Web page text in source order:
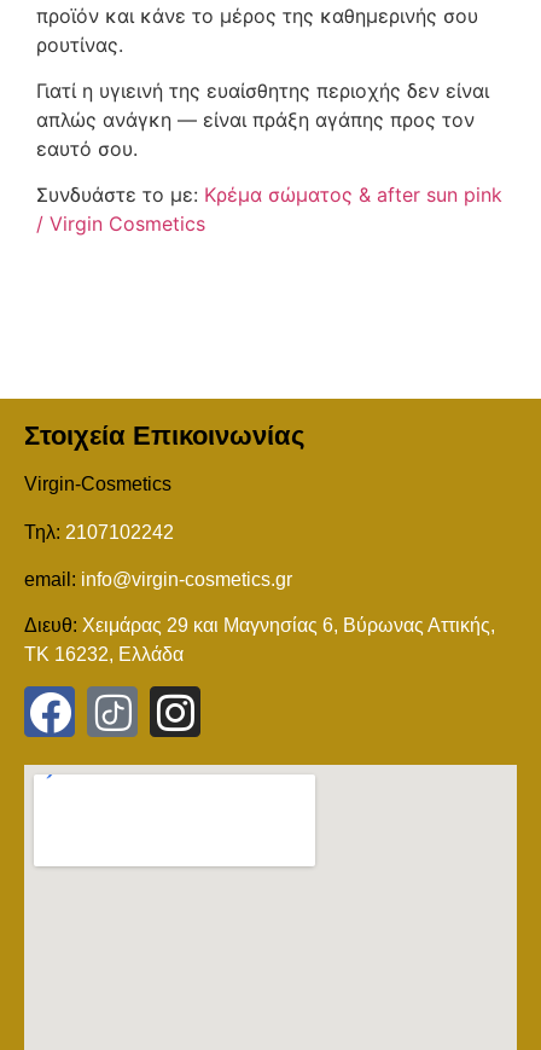
προϊόν και κάνε το μέρος της καθημερινής σου
ρουτίνας.
Γιατί η υγιεινή της ευαίσθητης περιοχής δεν είναι
απλώς ανάγκη — είναι πράξη αγάπης προς τον
εαυτό σου.
Συνδυάστε το με: Κρέμα σώματος & after sun pink
/ Virgin Cosmetics
Στοιχεία Επικοινωνίας
Virgin-Cosmetics
Τηλ: 2107102242
email: info@virgin-cosmetics.gr
Διευθ: Χειμάρας 29 και Mαγνησίας 6, Βύρωνας Αττικής,
ΤΚ 16232, Ελλάδα